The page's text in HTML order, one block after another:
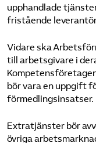
upphandlade
fristående
Vidare ska
till arbetsgivare i
bör vara en uppgift
förmedlingsinsatser.
Extratjänster bör
övriga